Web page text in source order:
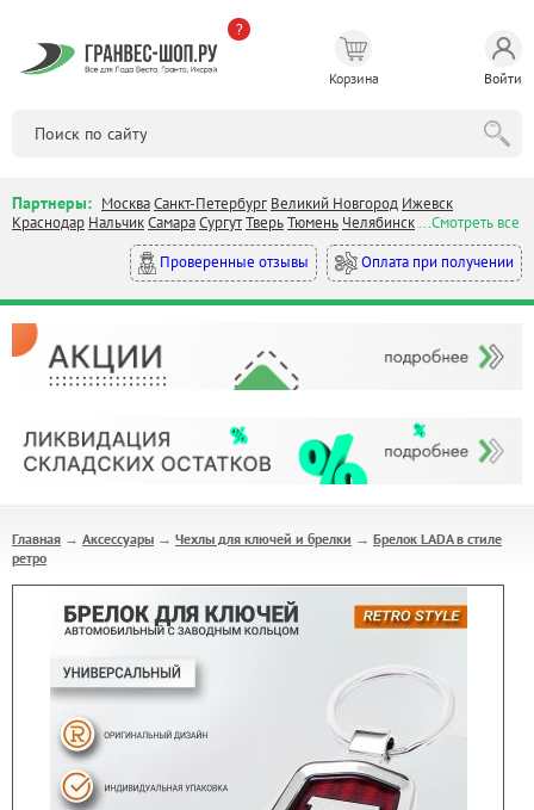
?
Корзина Войти
Партнеры: МоскваСанкт-Петербург Великий Новгород Ижевск
Краснодар НальчикСамараСургутТверьТюмень Челябинск...Смотреть все
Проверенные отзывы
Оплата при получении
Главная → Аксессуары → Чехлы для ключей и брелки → Брелок LADA в стиле
ретро